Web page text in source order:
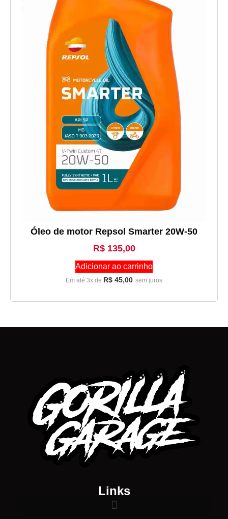
Óleo de motor Repsol Smarter 20W-50
R$135,00
Adicionar ao carrinho
Em até 3x de R$ 45,00 sem juros
Links